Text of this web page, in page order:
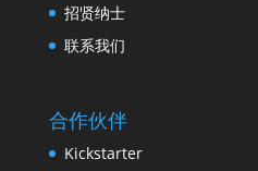
招贤纳士
联系我们
合作伙伴
Kickstarter